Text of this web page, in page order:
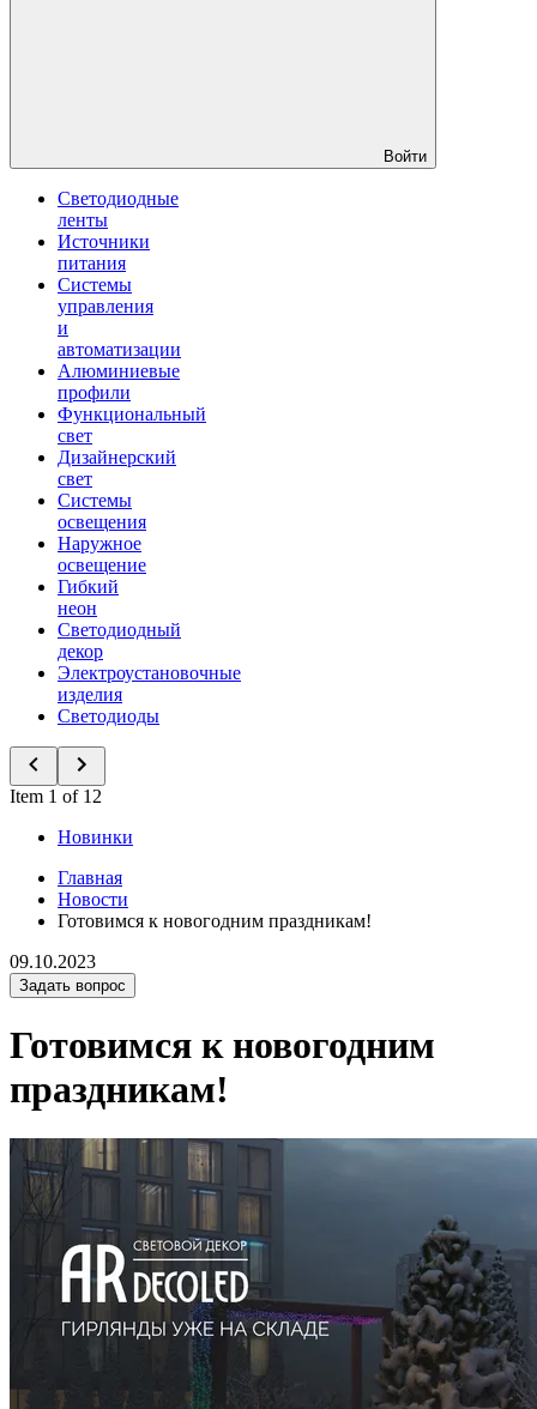
Войти
Светодиодные
ленты
Источники
питания
Системы
управления
и
автоматизации
Алюминиевые
профили
Функциональный
свет
Дизайнерский
свет
Системы
освещения
Наружное
освещение
Гибкий
неон
Светодиодный
декор
Электроустановочные
изделия
Светодиоды
Item 1 of 12
Новинки
Главная
Новости
Готовимся к новогодним праздникам!
09.10.2023
Задать вопрос
Готовимся к новогодним
праздникам!